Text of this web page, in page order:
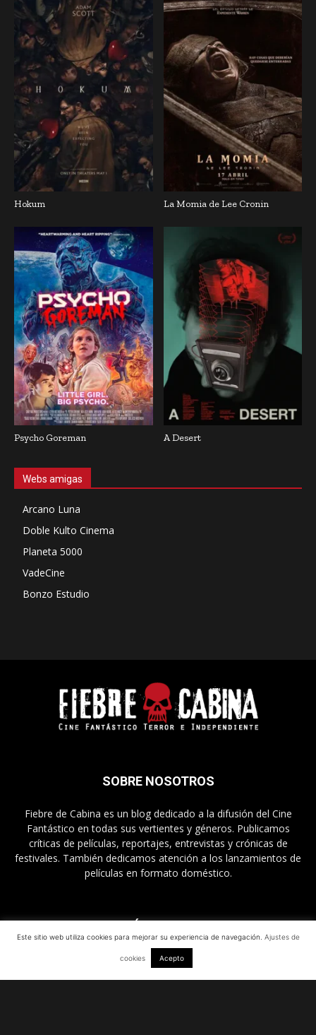
Hokum La Momia de Lee Cronin
Psycho Goreman A Desert
Webs amigas
Arcano Luna
Doble Kulto Cinema
Planeta 5000
VadeCine
Bonzo Estudio
SOBRE NOSOTROS
Fiebre de Cabina es un blog dedicado a la difusión del Cine
Fantástico en todas sus vertientes y géneros. Publicamos
críticas de películas, reportajes, entrevistas y crónicas de
festivales. También dedicamos atención a los lanzamientos de
películas en formato doméstico.
Este sitio web utiliza cookies para mejorar su experiencia de navegación. Ajustes de
cookies Acepto